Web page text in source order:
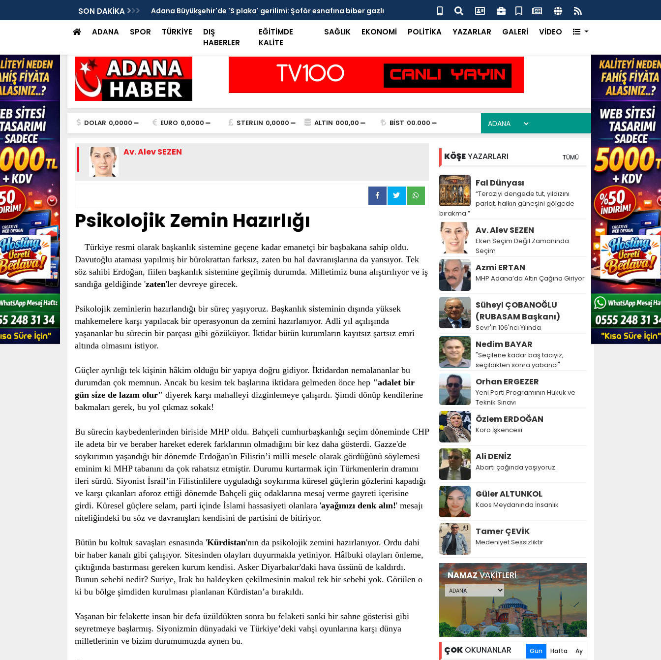
SON DAKİKA
bir iş yerinde, iş yeri sahibi ile genç
Adana Büyükşehir'de 'S plaka' gerilimi: Şoför esnafına biber gazlı
müdahale
Mersin Sinema Ofisi Uluslararası Vitrinde Yerini Aldı
ADANA SPOR TÜRKİYE
DIŞ
HABERLER
EĞİTİMDE
KALİTE
SAĞLIK EKONOMİ POLİTİKA YAZARLAR GALERİ VİDEO
DOLAR 0,0000 EURO 0,0000 STERLIN 0,0000 ALTIN 000,00 BİST 00.000
Av. Alev SEZEN
Psikolojik Zemin Hazırlığı
Türkiye resmi olarak başkanlık sistemine geçene kadar emanetçi bir başbakana sahip oldu.
Davutoğlu ataması yapılmış bir bürokrattan farksız, zaten bu hal davranışlarına da yansıyor. Tek
söz sahibi Erdoğan, fiilen başkanlık sistemine geçilmiş durumda. Milletimiz buna alıştırılıyor ve iş
sandığa geldiğinde 'zaten'ler devreye girecek.
Psikolojik zeminlerin hazırlandığı bir süreç yaşıyoruz. Başkanlık sisteminin dışında yüksek
mahkemelere karşı yapılacak bir operasyonun da zemini hazırlanıyor. Adli yıl açılışında
yaşananlar bu sürecin bir parçası gibi gözüküyor. İktidar bütün kurumların kayıtsız şartsız emri
altında olmasını istiyor.
Güçler ayrılığı tek kişinin hâkim olduğu bir yapıya doğru gidiyor. İktidardan nemalananlar bu
durumdan çok memnun. Ancak bu kesim tek başlarına iktidara gelmeden önce hep "adalet bir
gün size de lazım olur" diyerek karşı mahalleyi dizginlemeye çalışırdı. Şimdi dönüp kendilerine
bakmaları gerek, bu yol çıkmaz sokak!
Bu sürecin kaybedenlerinden biriside MHP oldu. Bahçeli cumhurbaşkanlığı seçim döneminde CHP
ile adeta bir ve beraber hareket ederek farklarının olmadığını bir kez daha gösterdi. Gazze'de
soykırımın yaşandığı bir dönemde Erdoğan'ın Filistin’i milli mesele olarak gördüğünü söylemesi
eminim ki MHP tabanını da çok rahatsız etmiştir. Durumu kurtarmak için Türkmenlerin dramını
ileri sürdü. Siyonist İsrail’in Filistinlilere uyguladığı soykırıma küresel güçlerin gözlerini kapadığı
ve karşı çıkanları aforoz ettiği dönemde Bahçeli güç odaklarına mesaj verme gayreti içerisine
girdi. Küresel güçlere selam, parti içinde İslami hassasiyeti olanlara 'ayağınızı denk alın!' mesajı
niteliğindeki bu söz ve davranışları kendisini de partisini de bitiriyor.
Bütün bu koltuk savaşları esnasında 'Kürdistan'nın da psikolojik zemini hazırlanıyor. Ordu dahi
bir haber kanalı gibi çalışıyor. Sitesinden olayları duyurmakla yetiniyor. Hâlbuki olayları önleme,
çıktığında bastırması gereken kurum kendisi. Asker Diyarbakır'daki hava üssünü de kaldırdı.
Bunun sebebi nedir? Suriye, Irak bu haldeyken çekilmesinin makul tek bir sebebi yok. Görülen o
ki bu bölge şimdiden kurulması planlanan Kürdistan’a bırakıldı.
Yaşanan bir felakette insan bir defa üzüldükten sonra bu felaketi sanki bir sahne gösterisi gibi
seyretmeye başlarmış. Siyonizmin dünyadaki ve Türkiye’deki vahşi oyunlarına karşı dünya
milletlerinin ve bizim durumumuzda aynen bu.
KÖŞEYAZARLARI TÜMÜ
Fal Dünyası
“Teraziyi dengede tut, yıldızını
parlat, halkın güneşini gölgede
bırakma.”
Av. Alev SEZEN
Eken Seçim Değil Zamanında
Seçim
Azmi ERTAN
MHP Adana’da Altın Çağına Giriyor
Süheyl ÇOBANOĞLU
(RUBASAM Başkanı)
Sevr'in 106'ncı Yılında
Nedim BAYAR
"Seçilene kadar baş tacıyız,
seçildikten sonra yabancı"
Orhan ERGEZER
Yeni Parti Programının Hukuk ve
Teknik Sınavı
Özlem ERDOĞAN
Koro İşkencesi
Ali DENİZ
Abartı çağında yaşıyoruz.
Güler ALTUNKOL
Kaos Meydanında İnsanlık
Tamer ÇEVİK
Medeniyet Sessizliktir
NAMAZVAKİTLERİ
ÇOKOKUNANLAR Gün Hafta Ay